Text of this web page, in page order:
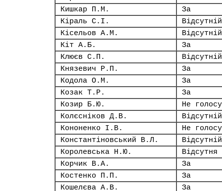
Кишкар П.М.
За
Кіраль С.І.
Відсутній
Кісельов А.М.
Відсутній
Кіт А.Б.
За
Клюєв С.П.
Відсутній
Князевич Р.П.
За
Кодола О.М.
За
Козак Т.Р.
За
Козир Б.Ю.
Не
Колєсніков Д.В.
Відсутній
Кононенко І.В.
Не
Константіновський В.Л.
Відсутній
Королевська Н.Ю.
Відсутня
Корчик В.А.
За
Костенко П.П.
За
Кошелєва А.В.
За